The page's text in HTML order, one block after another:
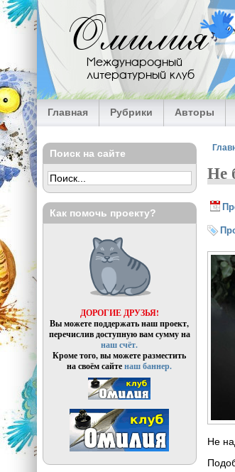
Перейти к основному содержанию
Омилия
Международный
литературный клуб
Главная Рубрики Авторы
Вы
Не
Не
Поиск на сайте
Как помочь проекту?
ДОРОГИЕ ДРУЗЬЯ!
Вы можете поддержать наш проект,
перечислив доступную вам сумму на
наш счёт.
Кроме того, вы можете разместить
на своём сайтенаш баннер.